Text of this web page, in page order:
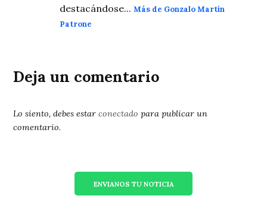
destacándose...Más de Gonzalo Martín
Patrone
Deja un comentario
Lo siento, debes estarconectado para publicar un
comentario.
ENVIANOS TU NOTICIA